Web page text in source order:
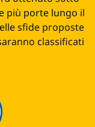
più porte lungo il
sfide proposte
classificati